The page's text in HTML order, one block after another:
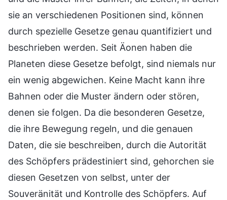
sie an verschiedenen Positionen sind, können
durch spezielle Gesetze genau quantifiziert und
beschrieben werden. Seit Äonen haben die
Planeten diese Gesetze befolgt, sind niemals nur
ein wenig abgewichen. Keine Macht kann ihre
Bahnen oder die Muster ändern oder stören,
denen sie folgen. Da die besonderen Gesetze,
die ihre Bewegung regeln, und die genauen
Daten, die sie beschreiben, durch die Autorität
des Schöpfers prädestiniert sind, gehorchen sie
diesen Gesetzen von selbst, unter der
Souveränität und Kontrolle des Schöpfers. Auf